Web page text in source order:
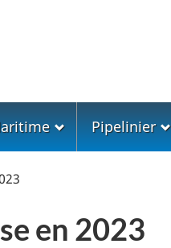
Pipelinier
en 2023